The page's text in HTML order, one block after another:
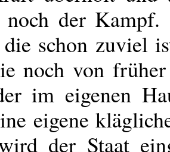
noch der
schon zuviel
noch von
im eigenen
eigene
der Staat